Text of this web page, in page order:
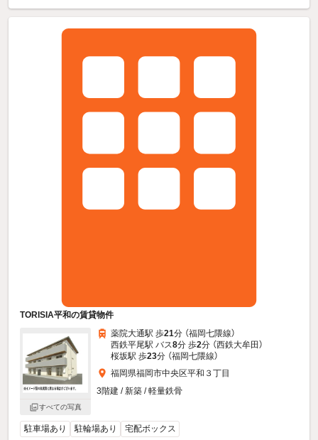
TORISIA平和の賃貸物件
すべての写真
薬院大通駅 歩21分 （福岡七隈線）
西鉄平尾駅 バス8分 歩2分 （西鉄大牟田）
桜坂駅 歩23分 （福岡七隈線）
福岡県福岡市中央区平和３丁目
3階建 / 新築 / 軽量鉄骨
駐車場あり 駐輪場あり 宅配ボックス